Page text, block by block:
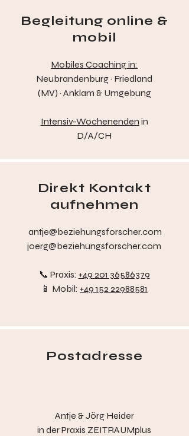
Begleitung online &
mobil
Mobiles Coaching in:
Neubrandenburg · Friedland
(MV) · Anklam & Umgebung
Intensiv-Wochenenden in
D/A/CH
Direkt Kontakt
aufnehmen
antje@beziehungsforscher.com
joerg@beziehungsforscher.com
📞 Praxis: +49 201 36586379
📱 Mobil: +49 152 22988581
Postadresse
Antje & Jörg Heider
in derPraxis ZEITRAUMplus